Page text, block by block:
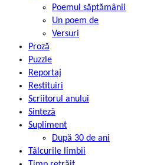
Poemul săptămânii
Un poem de
Versuri
Proză
Puzzle
Reportaj
Restituiri
Scriitorul anului
Sinteză
Supliment
După 30 de ani
Tâlcurile limbii